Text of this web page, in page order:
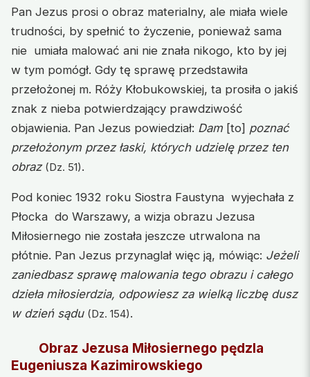
Pan Jezus prosi o obraz materialny, ale miała wiele
trudności, by spełnić to życzenie, ponieważ sama
nie umiała malować ani nie znała nikogo, kto by jej
w tym pomógł. Gdy tę sprawę przedstawiła
przełożonej m. Róży Kłobukowskiej, ta prosiła o jakiś
znak z nieba potwierdzający prawdziwość
objawienia. Pan Jezus powiedział: Dam [to] poznać
przełożonym przez łaski, których udzielę przez ten
obraz (Dz. 51).
Pod koniec 1932 roku Siostra Faustyna wyjechała z
Płocka do Warszawy, a wizja obrazu Jezusa
Miłosiernego nie została jeszcze utrwalona na
płótnie. Pan Jezus przynaglał więc ją, mówiąc: Jeżeli
zaniedbasz sprawę malowania tego obrazu i całego
dzieła miłosierdzia, odpowiesz za wielką liczbę dusz
w dzień sądu (Dz. 154).
Obraz Jezusa Miłosiernego pędzla
Eugeniusza Kazimirowskiego